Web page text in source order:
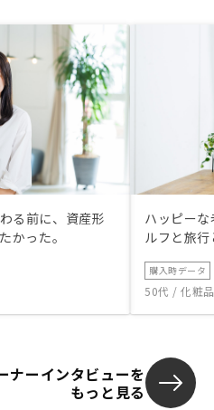
る前に、資産形
かった。
ハッピー
ルフと旅
購入時データ
50代 / 化粧
ナーインタビューを
もっと見る